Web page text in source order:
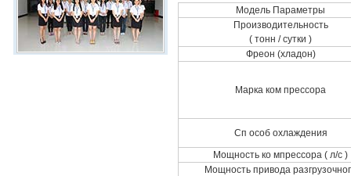
Модель Параметры
Производительность
( тонн / сутки )
Фреон (хладон)
Марка ком прессора
Сп особ охлаждения
Мощность ко мпрессора ( л/с )
Мощность привода